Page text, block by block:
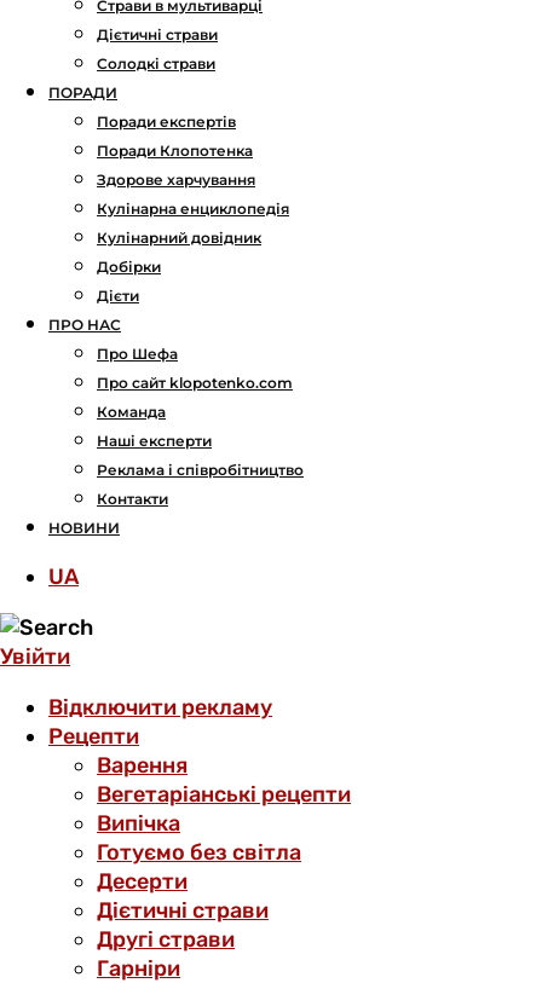
Страви в мультиварці
Дієтичні страви
Солодкі страви
ПОРАДИ
Поради експертів
Поради Клопотенка
Здорове харчування
Кулінарна енциклопедія
Кулінарний довідник
Добірки
Дієти
ПРО НАС
Про Шефа
Про сайт klopotenko.com
Команда
Наші експерти
Реклама і співробітництво
Контакти
НОВИНИ
UA
Увійти
Відключити рекламу
Рецепти
Варення
Вегетаріанські рецепти
Випічка
Готуємо без світла
Десерти
Дієтичні страви
Другі страви
Гарніри